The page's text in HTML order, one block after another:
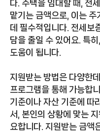
다. 주택을 임대할 때, 전
맡기는 금액으로, 이는
데 필수적입니다. 전세보
담을 줄일 수 있어요. 특
도움이 됩니다.
지원받는 방법은 다양한
프로그램을 통해 가능합
기준이나 자산 기준에 따
서, 본인의 상황에 맞는
요합니다. 지원받는 금액